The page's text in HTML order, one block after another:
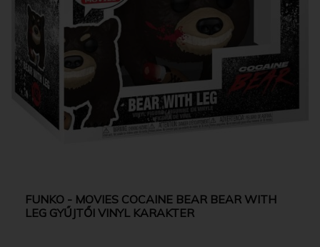
FUNKO - MOVIES COCAINE BEAR BEAR WITH
LEG GYŰJTŐI VINYL KARAKTER